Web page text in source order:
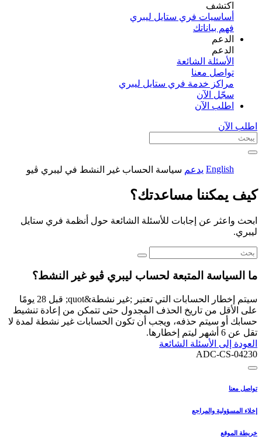
اكتشف​
أساسيات فري ستايل ليبري
فهم بياناتك
الدعم
الدعم
الأسئلة الشائعة
تواصل معنا
مراكز خدمة فري ستايل ليبري
سجّل الآن​
اطلب الآن
اطلب الآن
English يدعم سياسة الحساب غير النشط في ليبري ڤيو
كيف يمكننا مساعدتك؟
ابحث واعثر عن إجابات للأسئلة الشائعة حول أنظمة فري ستايل
ليبري.
ما السياسة المتبعة لحساب ليبري ڤيو غير النشط؟
سيتم إخطار الحسابات التي تعتبر ;غير نشطة&quot; قبل 28 يومًا
على الأقل من تاريخ الحذف المجدول حتى تتمكن من إعادة تنشيط
حسابك أو سيتم حذفه، ويجب أن تكون الحسابات غير نشطة لمدة لا
تقل عن 6 أشهر ليتم إخطارها.
العودة إلى الأسئلة الشائعة
ADC-CS-04230
تواصل معنا
إخلاء المسؤولية والمراجع
خريطة الموقع